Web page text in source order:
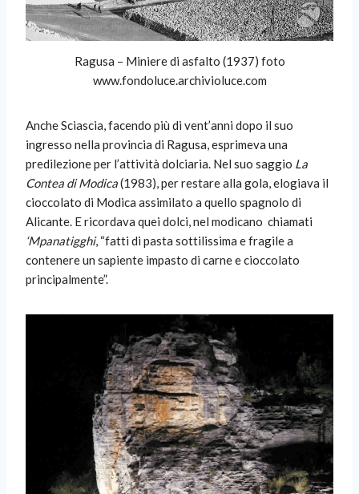
Ragusa – Miniere di asfalto (1937) foto
www.fondoluce.archivioluce.com
Anche Sciascia, facendo più di vent’anni dopo il suo
ingresso nella provincia di Ragusa, esprimeva una
predilezione per l’attività dolciaria. Nel suo saggio La
Contea di Modica(1983), per restare alla gola, elogiava il
cioccolato di Modica assimilato a quello spagnolo di
Alicante. E ricordava quei dolci, nel modicano chiamati
‘Mpanatigghi, “fatti di pasta sottilissima e fragile a
contenere un sapiente impasto di carne e cioccolato
principalmente”.